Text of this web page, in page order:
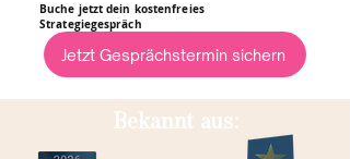
Buche jetzt dein kostenfreies
Strategiegespräch
Jetzt Gesprächstermin sichern
Bekannt aus: